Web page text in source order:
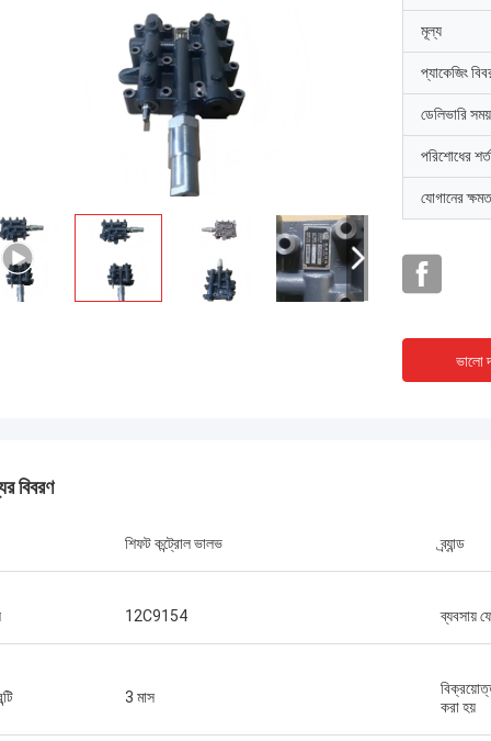
মূল্য
প্যাকেজিং
ডেলিভারি সময়
পরিশোধের শর্ত
যোগানের
ভালো
বিবরণ
শিফট কন্ট্রোল ভালভ ব্র্যান্ড
12C9154 ব্যবসায়
3 মাস
করা হয়